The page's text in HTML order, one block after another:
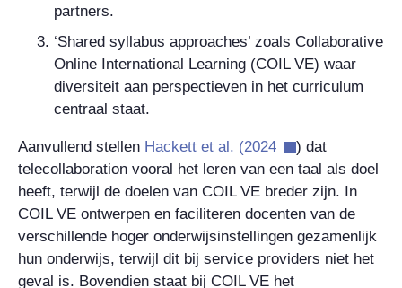
partners.
‘Shared syllabus approaches’ zoals Collaborative
Online International Learning (COIL VE) waar
diversiteit aan perspectieven in het curriculum
centraal staat.
Aanvullend stellen Hackett et al. (2024
) dat
telecollaboration vooral het leren van een taal als doel
heeft, terwijl de doelen van COIL VE breder zijn. In
COIL VE ontwerpen en faciliteren docenten van de
verschillende hoger onderwijsinstellingen gezamenlijk
hun onderwijs, terwijl dit bij service providers niet het
geval is. Bovendien staat bij COIL VE het